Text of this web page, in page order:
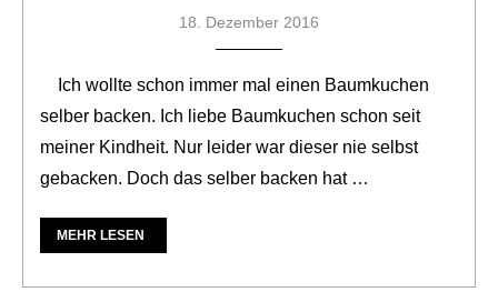
18. Dezember 2016
Ich wollte schon immer mal einen Baumkuchen
selber backen. Ich liebe Baumkuchen schon seit
meiner Kindheit. Nur leider war dieser nie selbst
gebacken. Doch das selber backen hat …
MEHR LESEN